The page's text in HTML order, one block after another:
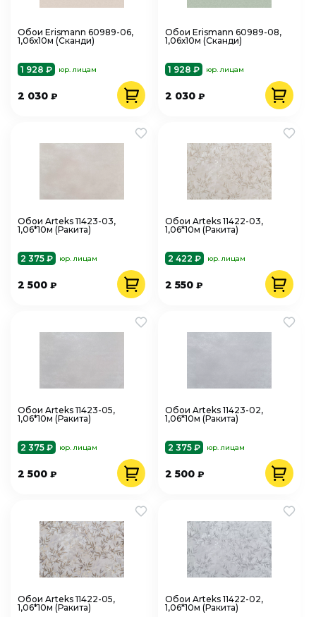
Обои Erismann 60989-06,
1,06х10м (Сканди)
1 928 ₽ юр. лицам
2 030 ₽
Обои Erismann 60989-08,
1,06х10м (Сканди)
1 928 ₽ юр. лицам
2 030₽
Обои Arteks 11423-03,
1,06*10м (Ракита)
2 375 ₽ юр. лицам
2 500 ₽
Обои Arteks 11422-03,
1,06*10м (Ракита)
2 422 ₽ юр. лицам
2 550₽
Обои Arteks 11423-05,
1,06*10м (Ракита)
2 375 ₽ юр. лицам
2 500 ₽
Обои Arteks 11423-02,
1,06*10м (Ракита)
2 375 ₽ юр. лицам
2 500₽
Обои Arteks 11422-05,
1,06*10м (Ракита)
Обои Arteks 11422-02,
1,06*10м (Ракита)